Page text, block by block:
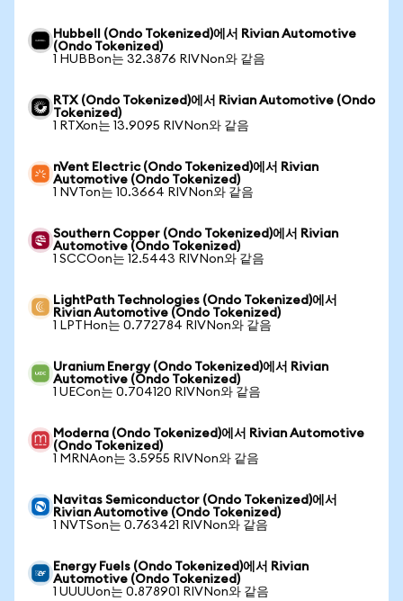
Hubbell (Ondo Tokenized)에서 Rivian Automotive
(Ondo Tokenized)
1 HUBBon는 32.3876 RIVNon와 같음
RTX (Ondo Tokenized)에서 Rivian Automotive (Ondo
Tokenized)
1 RTXon는 13.9095 RIVNon와 같음
nVent Electric (Ondo Tokenized)에서 Rivian
Automotive (Ondo Tokenized)
1 NVTon는 10.3664 RIVNon와 같음
Southern Copper (Ondo Tokenized)에서 Rivian
Automotive (Ondo Tokenized)
1 SCCOon는 12.5443 RIVNon와 같음
LightPath Technologies (Ondo Tokenized)에서
Rivian Automotive (Ondo Tokenized)
1 LPTHon는 0.772784 RIVNon와 같음
Uranium Energy (Ondo Tokenized)에서 Rivian
Automotive (Ondo Tokenized)
1 UECon는 0.704120 RIVNon와 같음
Moderna (Ondo Tokenized)에서 Rivian Automotive
(Ondo Tokenized)
1 MRNAon는 3.5955 RIVNon와 같음
Navitas Semiconductor (Ondo Tokenized)에서
Rivian Automotive (Ondo Tokenized)
1 NVTSon는 0.763421 RIVNon와 같음
Energy Fuels (Ondo Tokenized)에서 Rivian
Automotive (Ondo Tokenized)
1 UUUUon는 0.878901 RIVNon와 같음